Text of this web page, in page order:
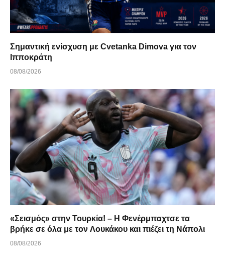
Σημαντική ενίσχυση με Cvetanka Dimova για τον
Ιπποκράτη
08/08/2026
«Σεισμός» στην Τουρκία! – Η Φενέρμπαχτσε τα
βρήκε σε όλα με τον Λουκάκου και πιέζει τη Νάπολι
08/08/2026